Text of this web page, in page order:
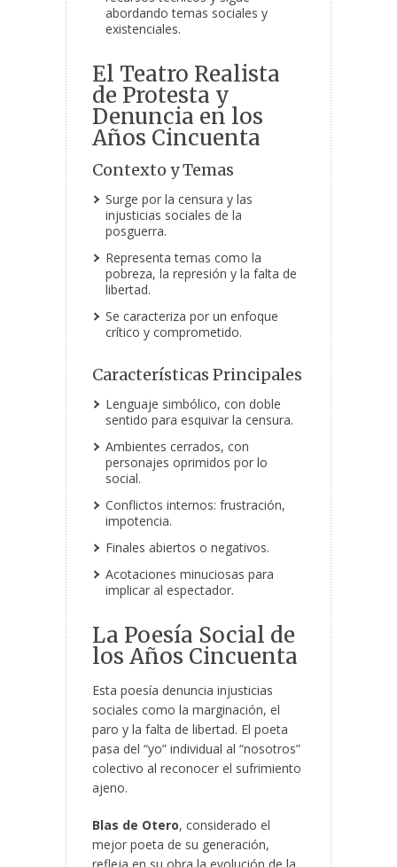
abordando temas sociales y
existenciales.
El Teatro Realista
de Protesta y
Denuncia en los
Años Cincuenta
Contexto y Temas
Surge por la censura y las
injusticias sociales de la
posguerra.
Representa temas como la
pobreza, la represión y la falta de
libertad.
Se caracteriza por un enfoque
crítico y comprometido.
Características Principales
Lenguaje simbólico, con doble
sentido para esquivar la censura.
Ambientes cerrados, con
personajes oprimidos por lo
social.
Conflictos internos: frustración,
impotencia.
Finales abiertos o negativos.
Acotaciones minuciosas para
implicar al espectador.
La Poesía Social de
los Años Cincuenta
Esta poesía denuncia injusticias
sociales como la marginación, el
paro y la falta de libertad. El poeta
pasa del “yo” individual al “nosotros”
colectivo al reconocer el sufrimiento
ajeno.
Blas de Otero, considerado el
mejor poeta de su generación,